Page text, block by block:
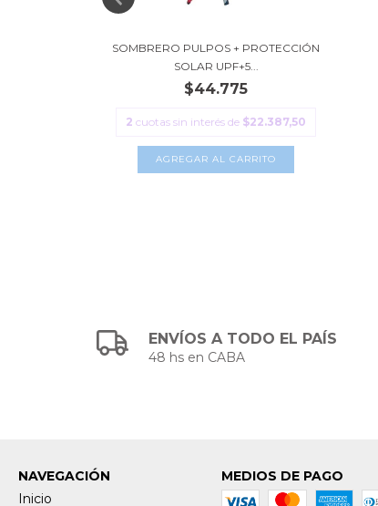
SOMBRERO PULPOS + PROTECCIÓN
SOLAR UPF+5...
$44.775
2 cuotas sin interés de $22.387,50
AGREGAR AL CARRITO
ENVÍOS A TODO EL PAÍS
48 hs en CABA
NAVEGACIÓN
Inicio
MEDIOS DE PAGO